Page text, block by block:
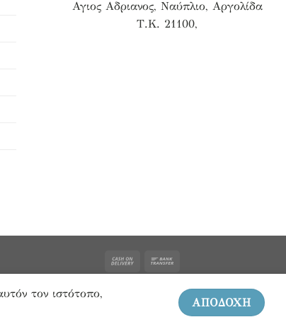
Αγιος Αδριανος, Ναύπλιο, Αργολίδα
Τ.Κ. 21100,
τον ιστότοπο,
ΑΠΟΔΟΧΗ